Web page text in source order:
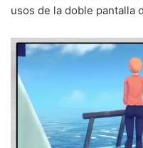
usos de la doble pantalla